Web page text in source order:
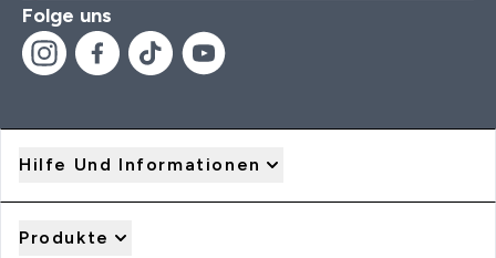
Folge uns
Hilfe Und Informationen
Produkte